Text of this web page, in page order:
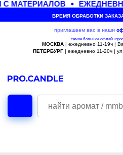
МАТЕРИАЛОВ
ВРЕМЯ ОБРАБОТКИ
приглашаем вас в наши
самое большое офлайн
МОСКВА| ежедневно 11-19ч |
ПЕТЕРБУРГ| ежедневно 11-20ч |